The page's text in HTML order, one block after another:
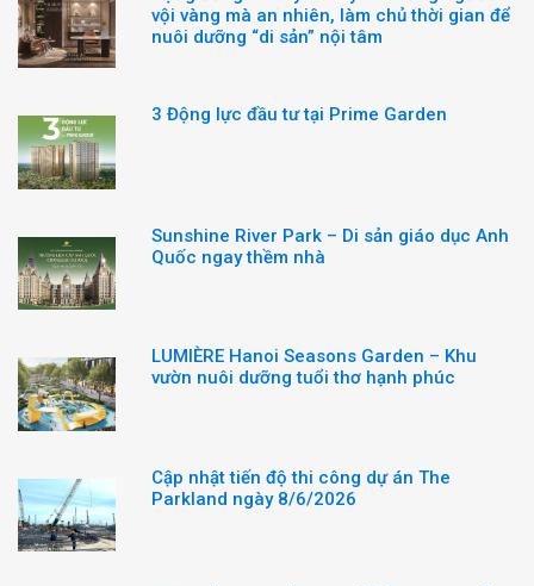
vội vàng mà an nhiên, làm chủ thời gian để
nuôi dưỡng “di sản” nội tâm
3 Động lực đầu tư tại Prime Garden
Sunshine River Park – Di sản giáo dục Anh
Quốc ngay thềm nhà
LUMIÈRE Hanoi Seasons Garden – Khu
vườn nuôi dưỡng tuổi thơ hạnh phúc
Cập nhật tiến độ thi công dự án The
Parkland ngày 8/6/2026